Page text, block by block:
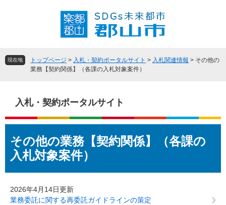
頭
飛
へ
現在地 トップページ > 入札・契約ポータルサイト > 入札関連情報 > その他の
業務【契約関係】（各課の入札対象案件）
入札・契約ポータルサイト
文その他の業務【契約関係】（各課の
入札対象案件）
2026年4月14日更新
業務委託に関する再委託ガイドラインの策定